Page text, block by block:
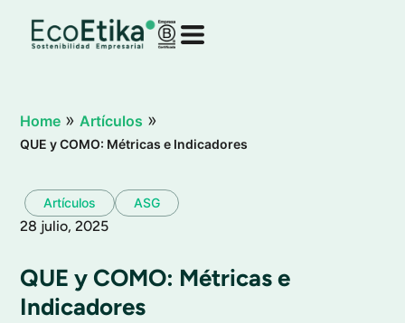
visibility_off Desactivar flashes
Marcar encabezados
zoom_out Reducir Zoom
zoom_in Aumentar Zoom
add_circle_outline Aumentar tipografías
spellcheck Tipografía legible
Home » Artículos »
QUE y COMO: Métricas e Indicadores
Artículos ASG
28 julio, 2025
QUE y COMO: Métricas e
Indicadores